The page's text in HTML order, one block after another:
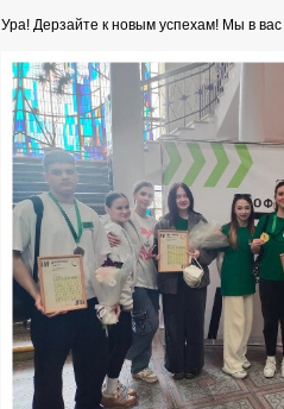
Ура! Дерзайте к новым успехам! Мы в